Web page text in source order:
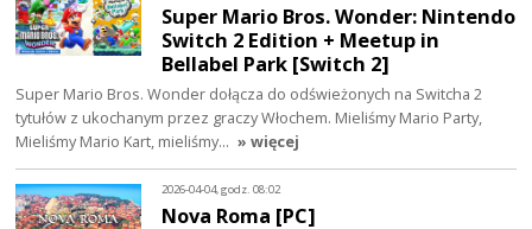
Super Mario Bros. Wonder: Nintendo
Switch 2 Edition + Meetup in
Bellabel Park [Switch 2]
Super Mario Bros. Wonder dołącza do odświeżonych na Switcha 2
tytułów z ukochanym przez graczy Włochem. Mieliśmy Mario Party,
Mieliśmy Mario Kart, mieliśmy… » więcej
2026-04-04, godz. 08:02
Nova Roma [PC]